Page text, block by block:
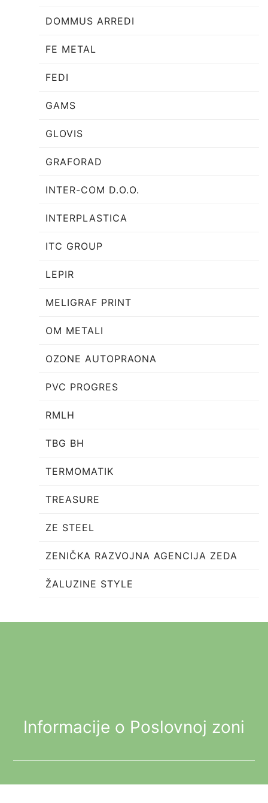
DOMMUS ARREDI
FE METAL
FEDI
GAMS
GLOVIS
GRAFORAD
INTER-COM D.O.O.
INTERPLASTICA
ITC GROUP
LEPIR
MELIGRAF PRINT
OM METALI
OZONE AUTOPRAONA
PVC PROGRES
RMLH
TBG BH
TERMOMATIK
TREASURE
ZE STEEL
ZENIČKA RAZVOJNA AGENCIJA ZEDA
ŽALUZINE STYLE
Informacije o Poslovnoj zoni